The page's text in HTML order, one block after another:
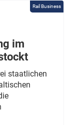
Rail Business
im
staatlichen